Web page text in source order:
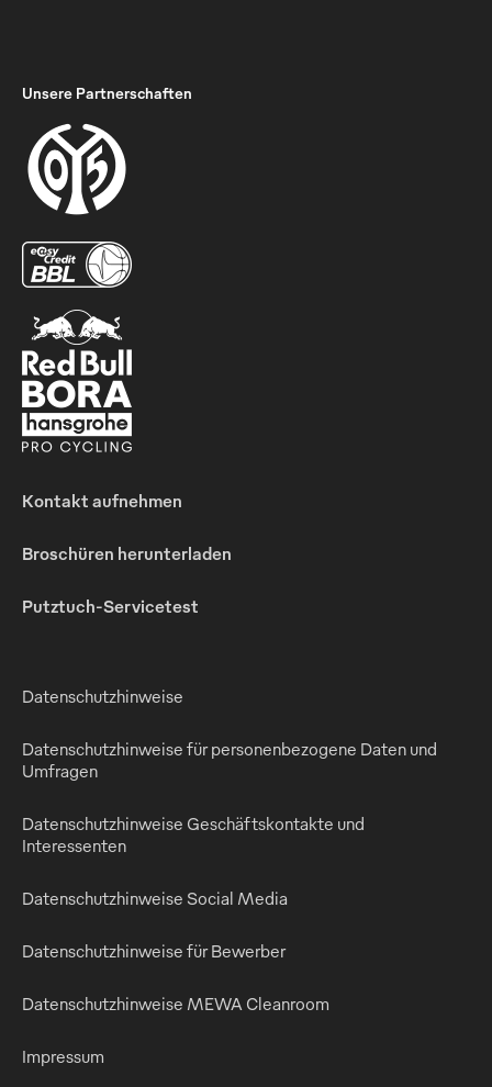
Unsere Partnerschaften
Kontakt aufnehmen
Broschüren herunterladen
Putztuch-Servicetest
Datenschutzhinweise
Datenschutzhinweise für personenbezogene Daten und
Umfragen
Datenschutzhinweise Geschäftskontakte und
Interessenten
Datenschutzhinweise Social Media
Datenschutzhinweise für Bewerber
Datenschutzhinweise MEWA Cleanroom
Impressum